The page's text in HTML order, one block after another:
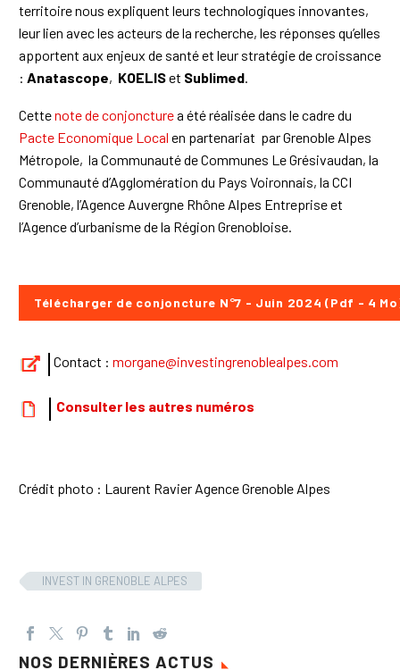
territoire nous expliquent leurs technologiques innovantes,
leur lien avec les acteurs de la recherche, les réponses qu’elles
apportent aux enjeux de santé et leur stratégie de croissance
: Anatascope, KOELISet Sublimed
Cettenote de conjoncturea été réalisée dans le cadre du
Pacte Economique Local en partenariat par Grenoble Alpes
Métropole, la Communauté de Communes Le Grésivaudan, la
Communauté d’Agglomération du Pays Voironnais, la CCI
Grenoble, l’Agence Auvergne Rhône Alpes Entreprise et
l’Agence d’urbanisme de la Région Grenobloise.
Télécharger de conjoncture N°7 - Juin 2024 (Pdf - 4
Contact : morgane@investingrenoblealpes.com
Consulter les autres numéros
Crédit photo : Laurent Ravier Agence Grenoble Alpes
INVEST IN GRENOBLE ALPES
NOS DERNIÈRES ACTUS